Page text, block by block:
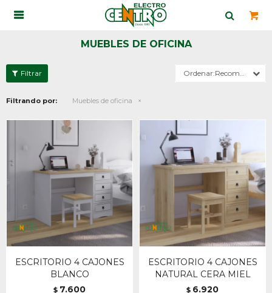

MUEBLES DE OFICINA
Recomendados
Filtrando por: Muebles de oficina
ESCRITORIO 4 CAJONES
BLANCO
$ 7.600
ESCRITORIO 4 CAJONES
NATURAL CERA MIEL
$ 6.920